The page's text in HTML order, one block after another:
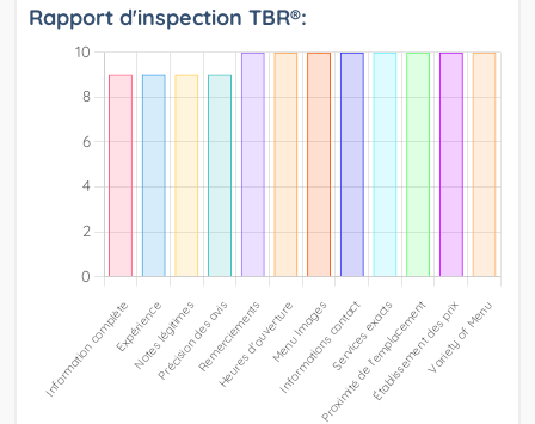
Rapport d'inspection TBR®: